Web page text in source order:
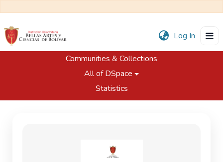
Log In
Communities & Collections
All of DSpace
Statistics
Trabajos de Grado
Programa de Artes Escénicas
La dramaturgia del actor como herramienta de la extra-cotidianidad